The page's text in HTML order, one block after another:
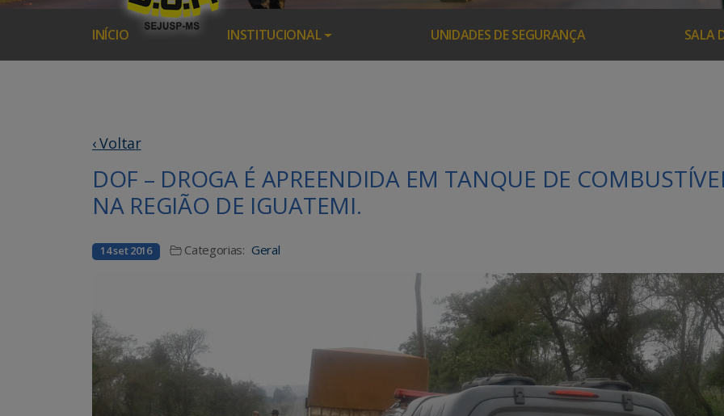
INÍCIO INSTITUCIONAL UNIDADES DE SEGURANÇA SALA
‹ Voltar
DOF – DROGA É APREENDIDA EM TANQUE DE
NA REGIÃO DE IGUATEMI.
14 set 2016 Categorias: Geral